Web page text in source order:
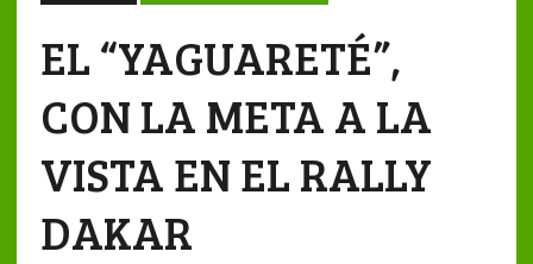
EL “YAGUARETÉ”,
CON LA META A LA
VISTA EN EL RALLY
DAKAR